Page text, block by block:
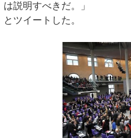
は説明すべきだ。」
とツイートした。